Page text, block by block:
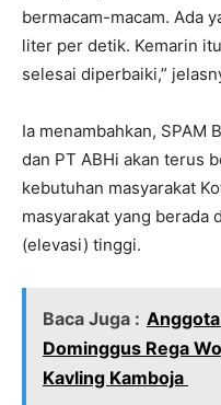
bermacam-macam. Ada
liter per detik. Kemarin
selesai diperbaiki,”
Ia menambahkan, SPAM
dan PT ABHi akan terus
kebutuhan masyarakat
masyarakat yang berada
(elevasi) tinggi.
Baca Juga : Anggota
Dominggus Rega
Kavling Kamboja